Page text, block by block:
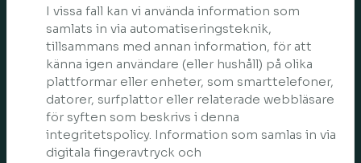
I vissa fall kan vi använda information som
samlats in via automatiseringsteknik,
tillsammans med annan information, för att
känna igen användare (eller hushåll) på olika
plattformar eller enheter, som smarttelefoner,
datorer, surfplattor eller relaterade webbläsare
för syften som beskrivs i denna
integritetspolicy. Information som samlas in via
digitala fingeravtryck och